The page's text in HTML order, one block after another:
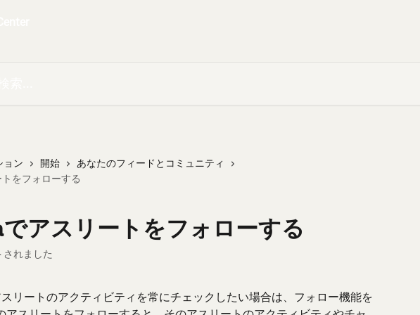
ョン 開始
あなたのフィードとコミュニティ
をフォローする
アスリートをフォローする
れました
リートのアクティビティを常にチェックしたい場合は、フォロー機能を